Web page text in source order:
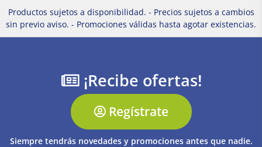
Productos sujetos a disponibilidad. - Precios sujetos a cambios
sin previo aviso. - Promociones válidas hasta agotar existencias.
¡Recibe ofertas!
Regístrate
Siempre tendrás novedades y promociones antes que nadie.